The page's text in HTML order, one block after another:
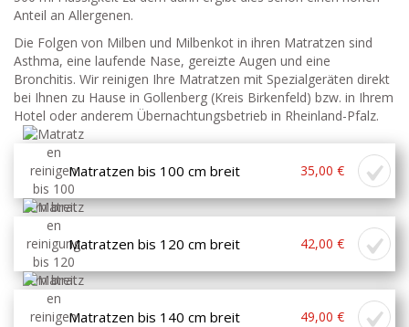
o
Anteil an Allergenen.
Die Folgen von Milben und Milbenkot in ihren Matratzen sind
Asthma, eine laufende Nase, gereizte Augen und eine
Bronchitis. Wir reinigen Ihre Matratzen mit Spezialgeräten direkt
bei Ihnen zu Hause in Gollenberg (Kreis Birkenfeld) bzw. in Ihrem
Hotel oder anderem Übernachtungsbetrieb in Rheinland-Pfalz.
Matratzen bis 100 cm breit 35,00 €
Matratzen bis 120 cm breit 42,00 €
Matratzen bis 140 cm breit 49,00 €